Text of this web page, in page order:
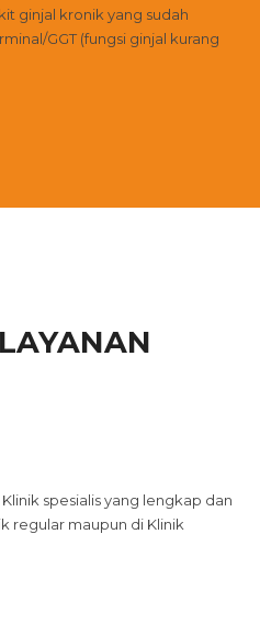
ginjal kronik yang sudah
GGT (fungsi ginjal kurang
spesialis yang lengkap dan
regular maupun di Klinik